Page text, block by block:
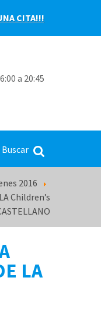
CITA!!!
a 20:45
2016
Children’s
LA